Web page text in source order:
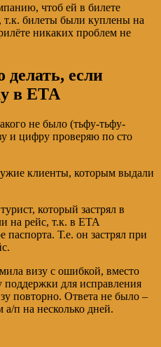
чтоб ей в билете
билеты были куплены на
никаких проблем не
если
в ЕТА
не было (тьфу-тьфу-
и цифру проверяю по сто
клиенты, которым выдали
который застрял в
на рейс, т.к. в ЕТА
Т.е. он застрял при
визу с ошибкой, вместо
поддержки для исправления
повторно. Ответа не было –
а/п на несколько дней.